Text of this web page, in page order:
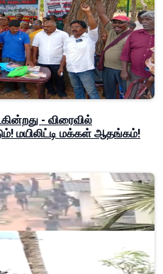
- விரைவில்
மயிலிட்டி மக்கள் ஆதங்கம்!